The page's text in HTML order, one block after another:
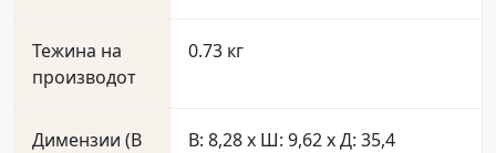
Тежина на
производот
0.73 кг
Димензии (В
В: 8,28 x Ш: 9,62 x Д: 35,4